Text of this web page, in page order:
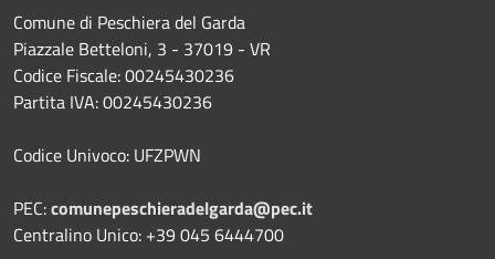
Comune di Peschiera del Garda
Piazzale Betteloni, 3 - 37019 - VR
Codice Fiscale: 00245430236
Partita IVA: 00245430236
Codice Univoco: UFZPWN
PEC:comunepeschieradelgarda@pec.it
Centralino Unico: +39 045 6444700